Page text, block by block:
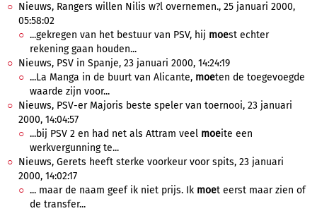
Nieuws, Rangers willen Nilis w?l overnemen., 25 januari 2000,
05:58:02
...gekregen van het bestuur van PSV, hij moest echter
rekening gaan houden...
Nieuws, PSV in Spanje, 23 januari 2000, 14:24:19
...La Manga in de buurt van Alicante, moeten de toegevoegde
waarde zijn voor...
Nieuws, PSV-er Majoris beste speler van toernooi, 23 januari
2000, 14:04:57
...bij PSV 2 en had net als Attram veel moeite een
werkvergunning te...
Nieuws, Gerets heeft sterke voorkeur voor spits, 23 januari
2000, 14:02:17
... maar de naam geef ik niet prijs. Ik moet eerst maar zien of
de transfer...